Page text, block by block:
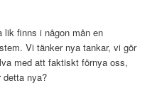
lik finns i någon mån en
Vi tänker nya tankar, vi gör
med att faktiskt förnya oss,
detta nya?